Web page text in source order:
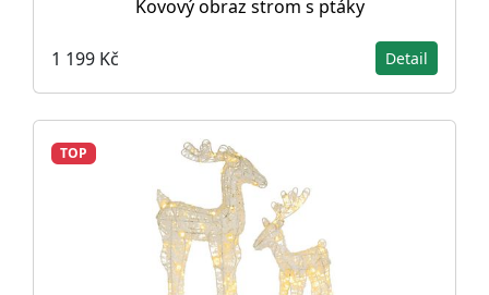
Kovový obraz strom s ptáky
1 199 Kč Detail
TOP